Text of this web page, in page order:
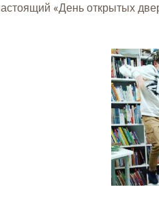
«День открытых